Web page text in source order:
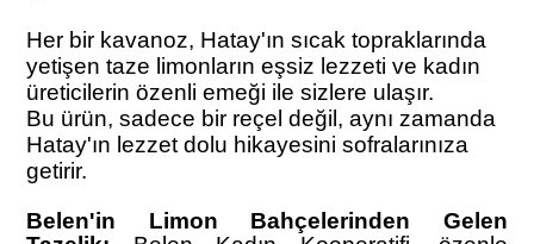
Her bir kavanoz, Hatay'ın sıcak topraklarında
yetişen taze limonların eşsiz lezzeti ve kadın
üreticilerin özenli emeği ile sizlere ulaşır.
Bu ürün, sadece bir reçel değil, aynı zamanda
Hatay'ın lezzet dolu hikayesini sofralarınıza
getirir.
Belen'in Limon Bahçelerinden Gelen